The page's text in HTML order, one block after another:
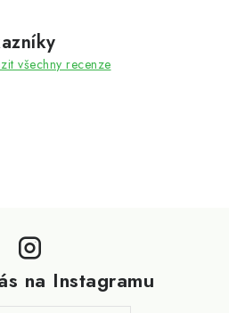
všechny recenze
na Instagramu